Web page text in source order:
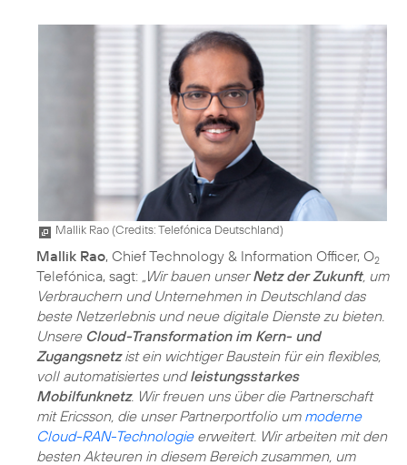
Mallik Rao (Credits: Telefónica Deutschland)
Mallik Rao, Chief Technology & Information Officer, O2
Telefónica, sagt: „Wir bauen unserNetz der Zukunft, um
Verbrauchern und Unternehmen in Deutschland das
beste Netzerlebnis und neue digitale Dienste zu bieten.
Unsere Cloud-Transformation im Kern- und
Zugangsnetzist ein wichtiger Baustein für ein flexibles,
voll automatisiertes undleistungsstarkes
Mobilfunknetz. Wir freuen uns über die Partnerschaft
mit Ericsson, die unser Partnerportfolio um moderne
Cloud-RAN-Technologieerweitert. Wir arbeiten mit den
besten Akteuren in diesem Bereich zusammen, um